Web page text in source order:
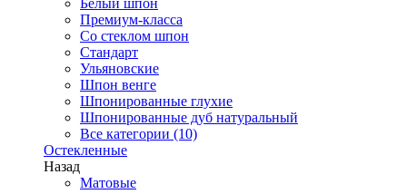
Белый шпон
Премиум-класса
Со стеклом шпон
Стандарт
Ульяновские
Шпон венге
Шпонированные глухие
Шпонированные дуб натуральный
Все категории (10)
Остекленные
Назад
Матовые